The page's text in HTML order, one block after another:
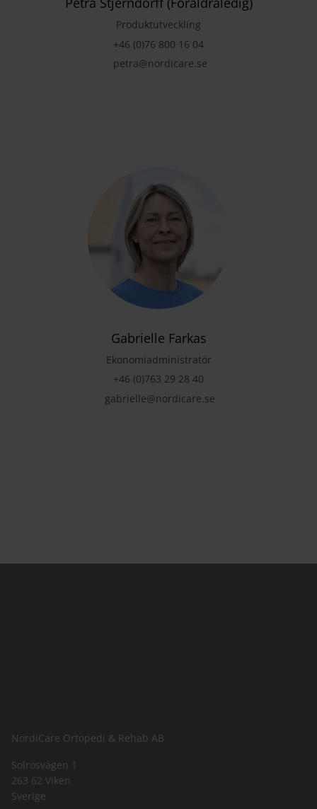
Produktutveckling
+46 (0)76 800 16 04
petra@nordicare.se
Gabrielle Farkas
Ekonomiadministratör
+46 (0)763 29 28 40
gabrielle@nordicare.se
NordiCare Ortopedi & Rehab AB
Solrosvägen 1
263 62 Viken
Sverige